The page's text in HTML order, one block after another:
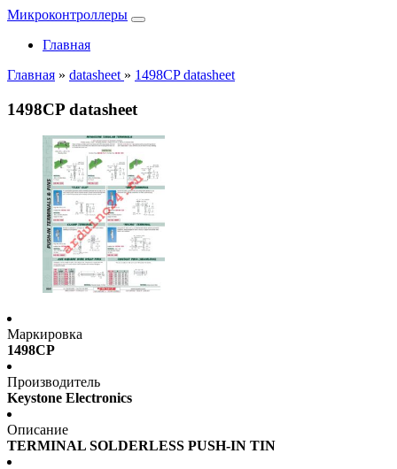
Микроконтроллеры
Главная
Главная » datasheet » 1498CP datasheet
1498CP datasheet
Маркировка
1498CP
Производитель
Keystone Electronics
Описание
TERMINAL SOLDERLESS PUSH-IN TIN